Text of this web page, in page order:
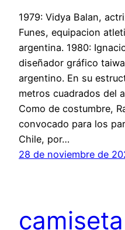
1979: Vidya Balan,
Funes, equipacion
argentina. 1980:
diseñador gráfico
argentino. En su
metros cuadrados del
Como de costumbre,
convocado para los
Chile, por…
28 de noviembre de